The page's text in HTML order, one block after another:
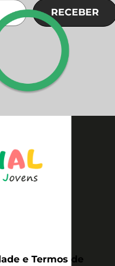
RECEBER
e Termos de